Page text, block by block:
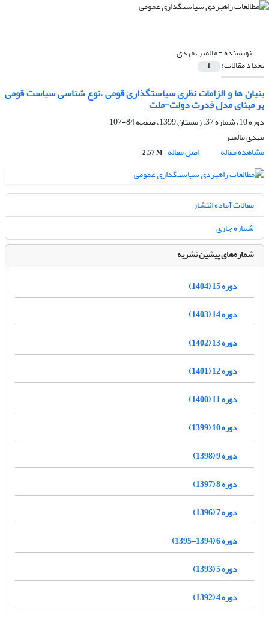
نویسنده =مالمیر، مهدی
تعداد مقالات: 1
بنیان ها و الزامات نظری سیاستگذاری قومی ،نوع شناسی سیاست قومی
بر مبنای مدل قدرت دولت-ملت
دوره 10، شماره 37، زمستان 1399، صفحه
84-107
مهدی مالمیر
مشاهده مقاله
اصل مقاله 2.57 M
مقالات آماده انتشار
شماره جاری
شماره‌های پیشین نشریه
دوره 15 (1404)
دوره 14 (1403)
دوره 13 (1402)
دوره 12 (1401)
دوره 11 (1400)
دوره 10 (1399)
دوره 9 (1398)
دوره 8 (1397)
دوره 7 (1396)
دوره 6 (1394-1395)
دوره 5 (1393)
دوره 4 (1392)